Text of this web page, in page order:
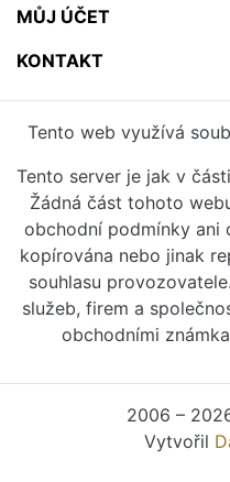
MŮJ ÚČET
KONTAKT
Tento web využívá
Tento server je jak v
Žádná část tohoto
obchodní podmínky ani
kopírována nebo jinak
souhlasu
služeb, firem a
obchodními
2006 –
Vytvořil